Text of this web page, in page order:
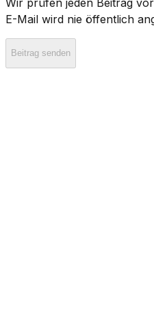
E-Mail wird nie öffentlich
Beitrag senden